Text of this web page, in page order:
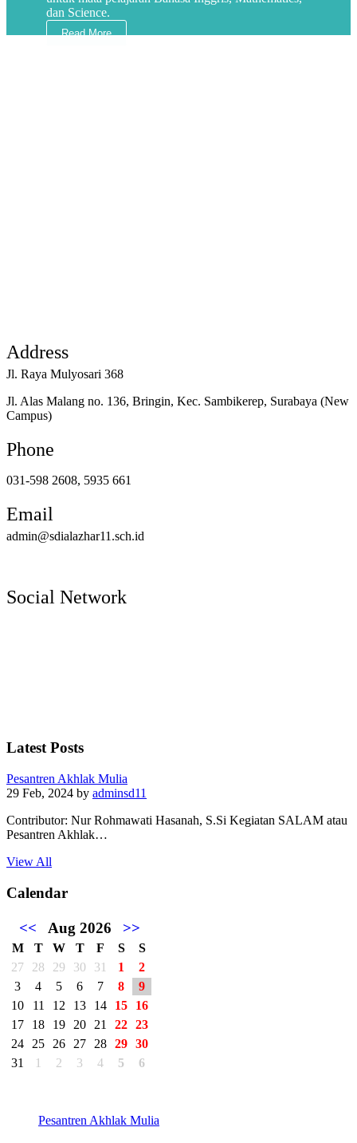
dan Science.
Read More
Address
Jl. Raya Mulyosari 368
Jl. Alas Malang no. 136, Bringin, Kec. Sambikerep, Surabaya (New
Campus)
Phone
031-598 2608, 5935 661
Email
admin@sdialazhar11.sch.id
Social Network
Latest Posts
Pesantren Akhlak Mulia
29 Feb, 2024 by adminsd11
Contributor: Nur Rohmawati Hasanah, S.Si Kegiatan SALAM atau
Pesantren Akhlak…
View All
Calendar
<< Aug 2026 >>
M T W T F S
S
27
28 29 30 31 1
2
3
4 5 6 7 8
9
10
11 12 13 14 15
16
17
18 19 20 21 22 23
24
25 26 27 28 29 30
31
1 2 3 4 5 6
Pesantren Akhlak Mulia